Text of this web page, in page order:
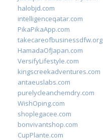
halobjd.com
intelligenceqatar.com
PikaPikaApp.com
takecareofbusinessdfw.org
HamadaOfJapan.com
VersifyLifestyle.com
kingscreekadventures.com
antaeuslabs.com
purelycleanchemdry.com
WishOping.com
shoplegacee.com
bonvivantshop.com
CupPlante.com